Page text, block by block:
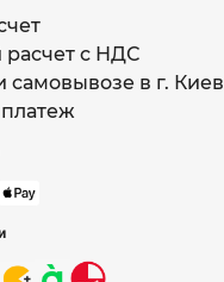
с НДС
в г. Киев